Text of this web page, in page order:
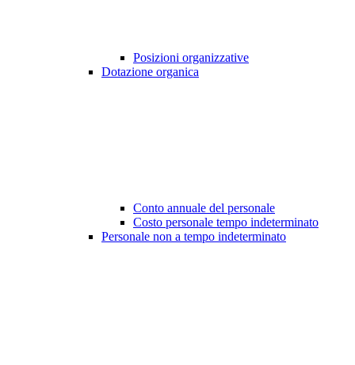
Posizioni organizzative
Dotazione organica
Conto annuale del personale
Costo personale tempo indeterminato
Personale non a tempo indeterminato